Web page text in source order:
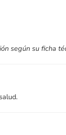
según su ficha